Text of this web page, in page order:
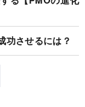
功させるには？